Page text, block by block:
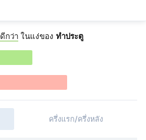
ดีกว่า ในแง่ของ ทำประตู
ครึ่งแรก/ครึ่งหลัง